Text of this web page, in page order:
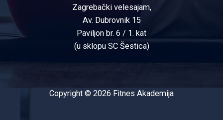
Zagrebački velesajam,
Av. Dubrovnik 15
Paviljon br. 6 / 1. kat
(u sklopu SC Šestica)
Copyright © 2026 Fitnes Akademija